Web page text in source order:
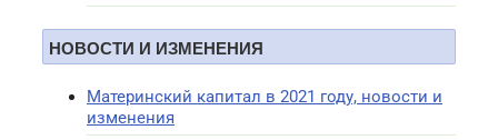
НОВОСТИ И ИЗМЕНЕНИЯ
Материнский капитал в 2021 году, новости и
изменения